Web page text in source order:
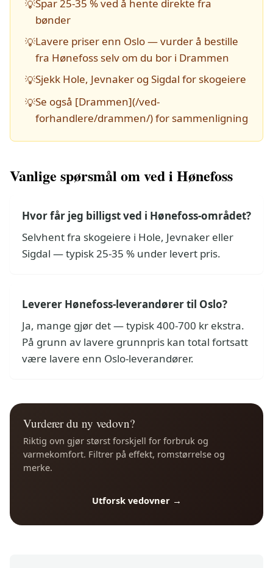
💡Spar 25-35 % ved å hente direkte fra
bønder
💡Lavere priser enn Oslo — vurder å bestille
fra Hønefoss selv om du bor i Drammen
💡Sjekk Hole, Jevnaker og Sigdal for skogeiere
💡Se også [Drammen](/ved-
forhandlere/drammen/) for sammenligning
Vanlige spørsmål om ved i Hønefoss
Hvor får jeg billigst ved i Hønefoss-området?
Selvhent fra skogeiere i Hole, Jevnaker eller
Sigdal — typisk 25-35 % under levert pris.
Leverer Hønefoss-leverandører til Oslo?
Ja, mange gjør det — typisk 400-700 kr ekstra.
På grunn av lavere grunnpris kan total fortsatt
være lavere enn Oslo-leverandører.
Vurderer du ny vedovn?
Riktig ovn gjør størst forskjell for forbruk og
varmekomfort. Filtrer på effekt, romstørrelse og
merke.
Utforsk vedovner →